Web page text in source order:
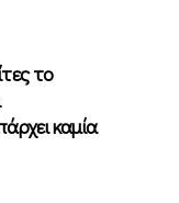
το
καμία